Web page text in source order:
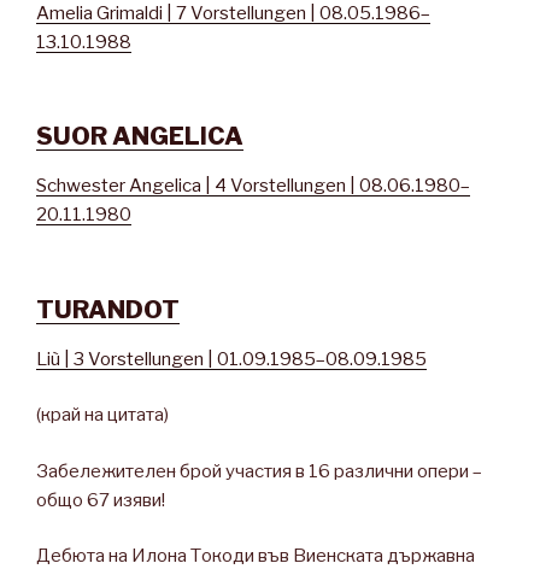
Amelia Grimaldi | 7 Vorstellungen | 08.05.1986–
13.10.1988
SUOR ANGELICA
Schwester Angelica | 4 Vorstellungen | 08.06.1980–
20.11.1980
TURANDOT
Liù | 3 Vorstellungen | 01.09.1985–08.09.1985
(край на цитата)
Забележителен брой участия в 16 различни опери –
общо 67 изяви!
Дебюта на Илона Токоди във Виенската държавна